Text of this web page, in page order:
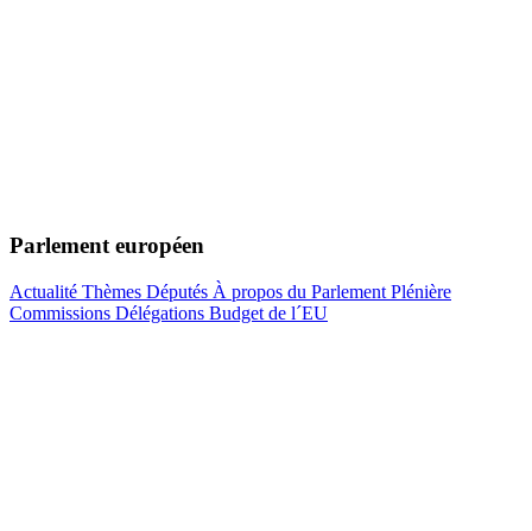
Parlement européen
Actualité Thèmes Députés À propos du Parlement Plénière
Commissions Délégations Budget de l´EU